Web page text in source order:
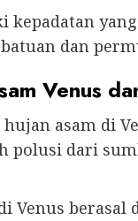
kepadatan
dan
Venus
asam di
polusi dari
Venus